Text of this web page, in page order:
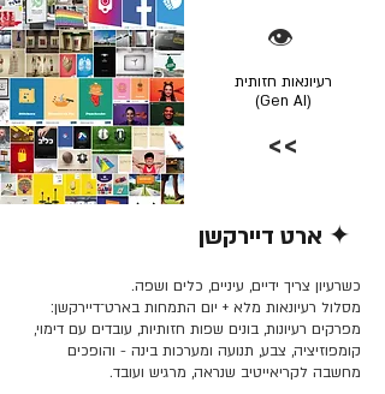
👁️
רעיונאות חזותית
(Gen AI)
>>
✦ ארט דיירקשן
כשרעיון צריך ידיים, עיניים, כלים ושפה.
מסלול רעיונאות מלא + יום התמחות בארט־דיירקשן:
מפרקים רעיונות, בונים שפות חזותיות, עובדים עם דימוי,
קומפוזיציה, צבע, תנועה ומערכות בינה - והופכים
מחשבה לקריאייטיב שנראה, מרגיש ועובד.